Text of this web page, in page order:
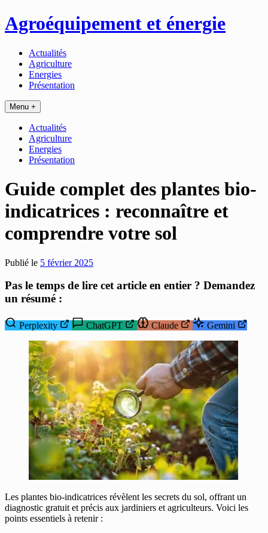
Passer
au
Agroéquipement et énergie
Actualités
Agriculture
Energies
Présentation
Menu +
Actualités
Agriculture
Energies
Présentation
Guide complet des plantes bio-
indicatrices : reconnaître et
comprendre votre sol
Publié le 5 février 2025
Pas le temps de lire cet article en entier ? Demandez
un résumé :
Perplexity ChatGPT Claude Gemini
Les plantes bio-indicatrices révèlent les secrets du sol, offrant un
diagnostic gratuit et précis aux jardiniers et agriculteurs. Voici les
points essentiels à retenir :